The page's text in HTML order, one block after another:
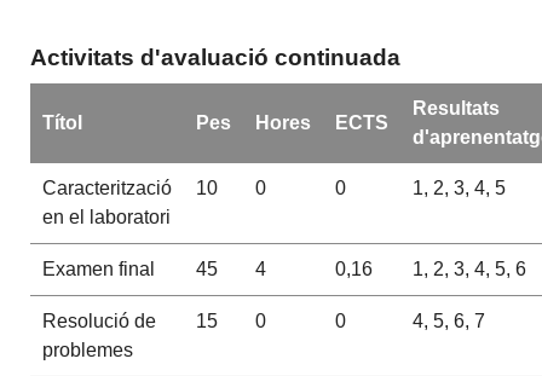
Activitats d'avaluació continuada
Títol Pes Hores ECTS
Resultats
Caracterització
en el laboratori
10 0 0 1, 2, 3, 4, 5
Examen final 45 4 0,16 1, 2, 3, 4, 5, 6
Resolució de
problemes
15 0 0 4, 5, 6, 7